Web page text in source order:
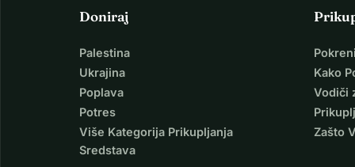
Doniraj
Palestina
Ukrajina
Poplava
Potres
Više Kategorija Prikupljanja
Sredstava
Kako
Vodiči
Zašto